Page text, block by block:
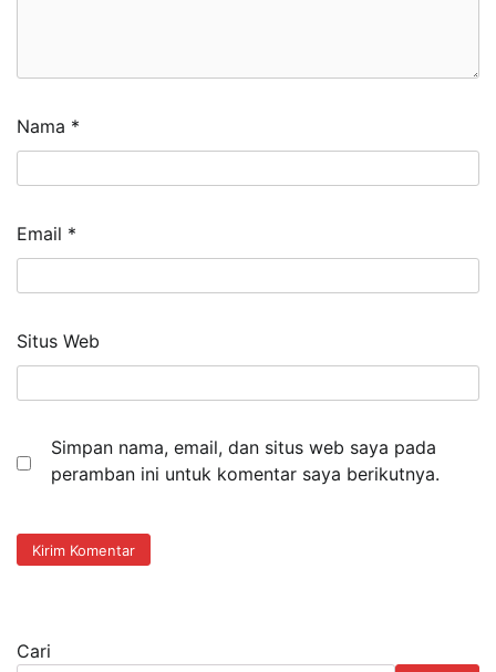
Nama *
Email *
Situs Web
Simpan nama, email, dan situs web saya pada
peramban ini untuk komentar saya berikutnya.
Cari